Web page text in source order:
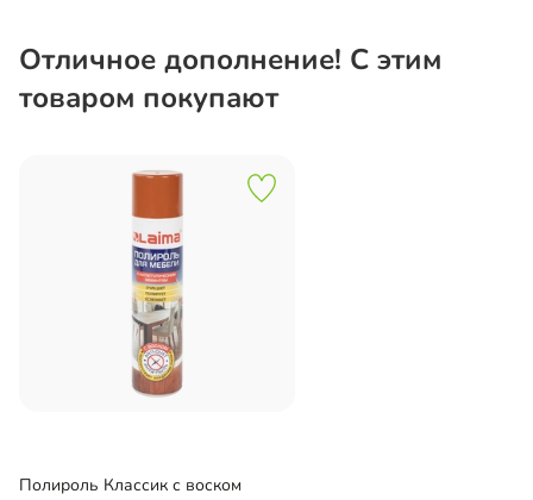
Отличное дополнение! С этим
товаром покупают
Полироль Классик с воском